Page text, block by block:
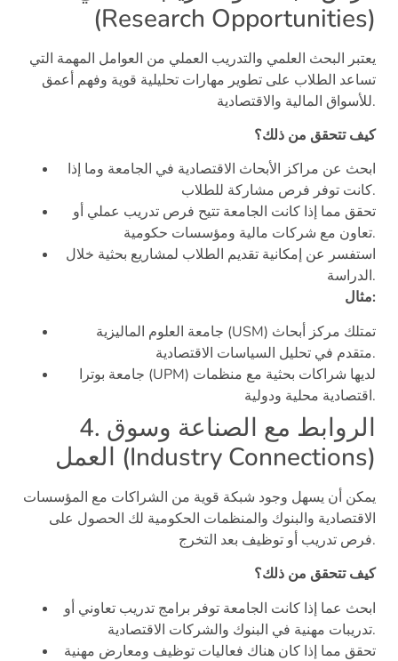
(Research Opportunities)
يعتبر البحث العلمي والتدريب العملي من العوامل المهمة التي
تساعد الطلاب على تطوير مهارات تحليلية قوية وفهم أعمق
للأسواق المالية والاقتصادية.
كيف تتحقق من ذلك؟
ابحث عن مراكز الأبحاث الاقتصادية في الجامعة وما إذا
كانت توفر فرص مشاركة للطلاب.
تحقق مما إذا كانت الجامعة تتيح فرص تدريب عملي أو
تعاون مع شركات مالية ومؤسسات حكومية.
استفسر عن إمكانية تقديم الطلاب لمشاريع بحثية خلال
الدراسة.
مثال:
جامعة العلوم الماليزية (USM) تمتلك مركز أبحاث
متقدم في تحليل السياسات الاقتصادية.
جامعة بوترا (UPM) لديها شراكات بحثية مع منظمات
اقتصادية محلية ودولية.
4. الروابط مع الصناعة وسوق
العمل (Industry Connections)
يمكن أن يسهل وجود شبكة قوية من الشراكات مع المؤسسات
الاقتصادية والبنوك والمنظمات الحكومية لك الحصول على
فرص تدريب أو توظيف بعد التخرج.
كيف تتحقق من ذلك؟
ابحث عما إذا كانت الجامعة توفر برامج تدريب تعاوني أو
تدريبات مهنية في البنوك والشركات الاقتصادية.
تحقق مما إذا كان هناك فعاليات توظيف ومعارض مهنية